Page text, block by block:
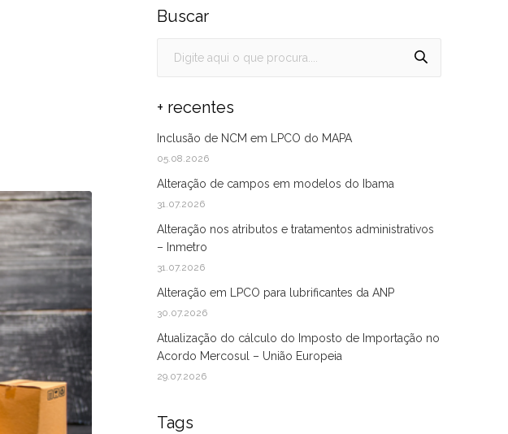
Buscar
+ recentes
Inclusão de NCM em LPCO do MAPA
05.08.2026
Alteração de campos em modelos do Ibama
31.07.2026
Alteração nos atributos e tratamentos administrativos
– Inmetro
31.07.2026
Alteração em LPCO para lubrificantes da ANP
30.07.2026
Atualização do cálculo do Imposto de Importação no
Acordo Mercosul – União Europeia
29.07.2026
Tags